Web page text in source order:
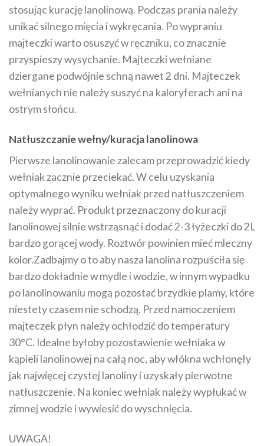
stosując kurację lanolinową. Podczas prania należy
unikać silnego mięcia i wykręcania. Po wypraniu
majteczki warto osuszyć w ręczniku, co znacznie
przyspieszy wysychanie. Majteczki wełniane
dziergane podwójnie schną nawet 2 dni. Majteczek
wełnianych nie należy suszyć na kaloryferach ani na
ostrym słońcu.
Natłuszczanie wełny/kuracja lanolinowa
Pierwsze lanolinowanie zalecam przeprowadzić kiedy
wełniak zacznie przeciekać. W celu uzyskania
optymalnego wyniku wełniak przed natłuszczeniem
należy wyprać. Produkt przeznaczony do kuracji
lanolinowej silnie wstrząsnąć i dodać 2-3 łyżeczki do 2L
bardzo gorącej wody. Roztwór powinien mieć mleczny
kolor.Zadbajmy o to aby nasza lanolina rozpuściła się
bardzo dokładnie w mydle i wodzie, w innym wypadku
po lanolinowaniu mogą pozostać brzydkie plamy, które
niestety czasem nie schodzą. Przed namoczeniem
majteczek płyn należy ochłodzić do temperatury
30°C. Idealne byłoby pozostawienie wełniaka w
kąpieli lanolinowej na całą noc, aby włókna wchłonęły
jak najwięcej czystej lanoliny i uzyskały pierwotne
natłuszczenie. Na koniec wełniak należy wypłukać w
zimnej wodzie i wywiesić do wyschnięcia.
UWAGA!